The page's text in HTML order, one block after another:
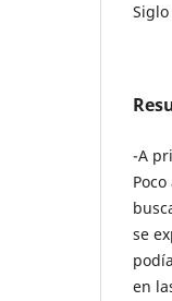
Siglo
-A
se
en